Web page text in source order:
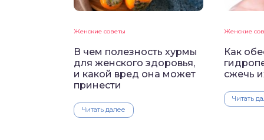
Женские советы
В чем полезность хурмы
для женского здоровья,
и какой вред она может
принести
Читать далее
Женские
Как
сжечь
Читать